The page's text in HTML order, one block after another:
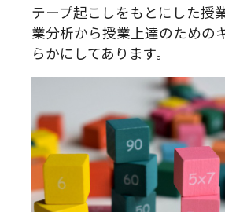
テープ起こしをもとにした授
業分析から授業上達のための
らかにしてあります。